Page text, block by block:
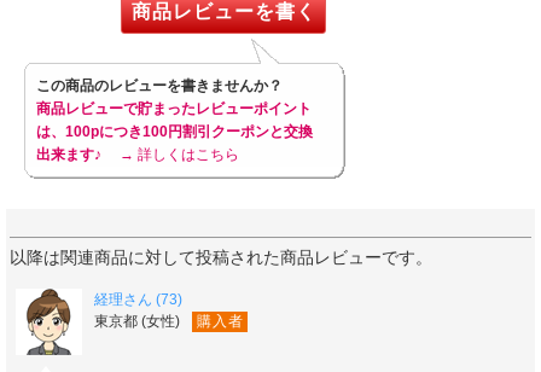
商品レビューを書く
この商品のレビューを書きませんか？
商品レビューで貯まったレビューポイント
は、100pにつき100円割引クーポンと交換
出来ます♪
→ 詳しくはこちら
以降は関連商品に対して投稿された商品レビューです。
経理さん (73)
東京都 (女性)
購入者